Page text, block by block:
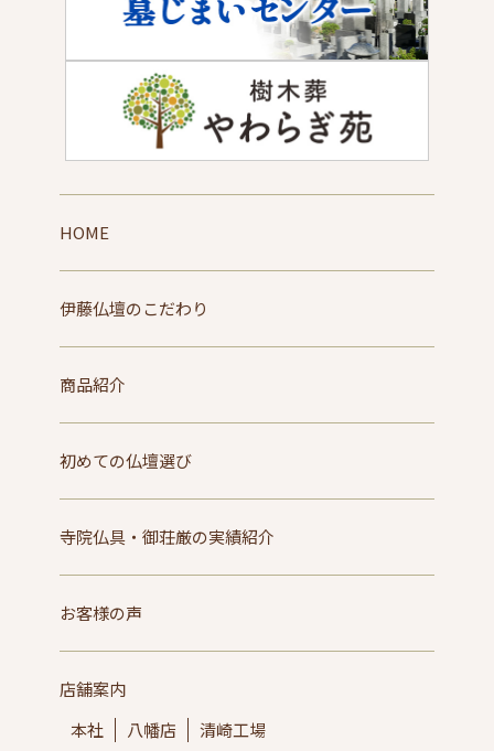
HOME
伊藤仏壇のこだわり
商品紹介
初めての仏壇選び
寺院仏具・御荘厳の実績紹介
お客様の声
店舗案内
本社
八幡店 清崎工場